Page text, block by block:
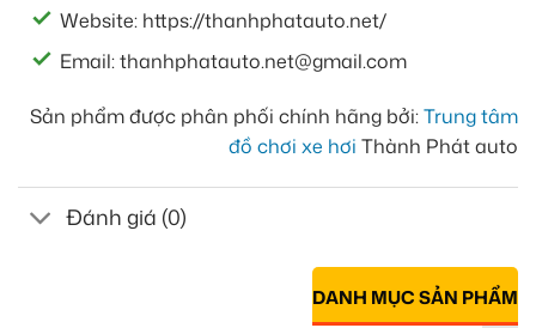
Website: https://thanhphatauto.net/
Email: thanhphatauto.net@gmail.com
Sản phẩm được phân phối chính hãng bởi:Trung tâm
đồ chơi xe hơi Thành Phát auto
Đánh giá (0)
DANH MỤC SẢN PHẨM